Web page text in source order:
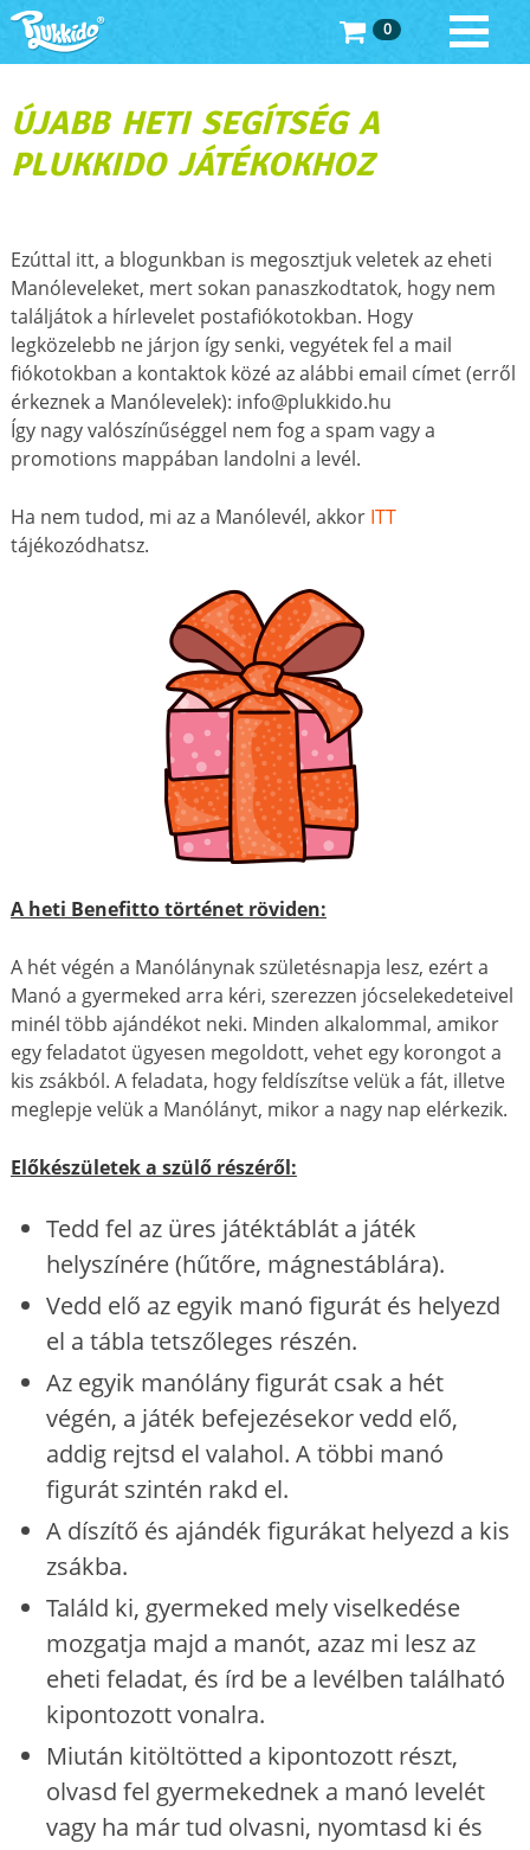
0
ÚJABB HETI SEGÍTSÉG A
PLUKKIDO JÁTÉKOKHOZ
Ezúttal itt, a blogunkban is megosztjuk veletek az eheti
Manóleveleket, mert sokan panaszkodtatok, hogy nem
találjátok a hírlevelet postafiókotokban. Hogy
legközelebb ne járjon így senki, vegyétek fel a mail
fiókotokban a kontaktok közé az alábbi email címet (erről
érkeznek a Manólevelek): info@plukkido.hu
Így nagy valószínűséggel nem fog a spam vagy a
promotions mappában landolni a levél.
Ha nem tudod, mi az a Manólevél, akkor ITT
tájékozódhatsz.
A heti Benefitto történet röviden:
A hét végén a Manólánynak születésnapja lesz, ezért a
Manó a gyermeked arra kéri, szerezzen jócselekedeteivel
minél több ajándékot neki. Minden alkalommal, amikor
egy feladatot ügyesen megoldott, vehet egy korongot a
kis zsákból. A feladata, hogy feldíszítse velük a fát, illetve
meglepje velük a Manólányt, mikor a nagy nap elérkezik.
Előkészületek a szülő részéről:
Tedd fel az üres játéktáblát a játék
helyszínére (hűtőre, mágnestáblára).
Vedd elő az egyik manó figurát és helyezd
el a tábla tetszőleges részén.
Az egyik manólány figurát csak a hét
végén, a játék befejezésekor vedd elő,
addig rejtsd el valahol. A többi manó
figurát szintén rakd el.
A díszítő és ajándék figurákat helyezd a kis
zsákba.
Találd ki, gyermeked mely viselkedése
mozgatja majd a manót, azaz mi lesz az
eheti feladat, és írd be a levélben található
kipontozott vonalra.
Miután kitöltötted a kipontozott részt,
olvasd fel gyermekednek a manó levelét
vagy ha már tud olvasni, nyomtasd ki és